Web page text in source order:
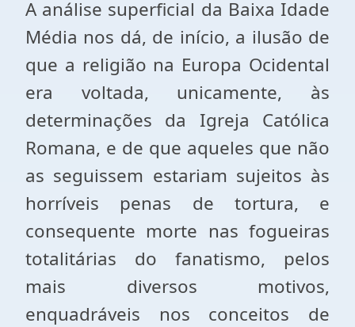
A análise superficial da Baixa Idade
Média nos dá, de início, a ilusão de
que a religião na Europa Ocidental
era voltada, unicamente, às
determinações da Igreja Católica
Romana, e de que aqueles que não
as seguissem estariam sujeitos às
horríveis penas de tortura, e
consequente morte nas fogueiras
totalitárias do fanatismo, pelos
mais diversos motivos,
enquadráveis nos conceitos de